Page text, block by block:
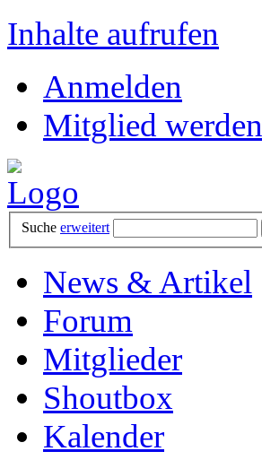
Inhalte aufrufen
Anmelden
Mitglied werden
Suche erweitert
News & Artikel
Forum
Mitglieder
Shoutbox
Kalender